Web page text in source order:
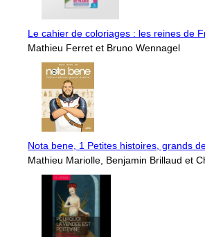
Le cahier de coloriages : les reines de
Mathieu Ferret et Bruno Wennagel
Nota bene, 1 Petites histoires, grands
Mathieu Mariolle, Benjamin Brillaud et